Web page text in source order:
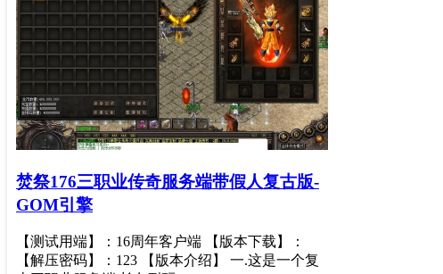
焚祭176三职业传奇服务端带假人复古版-
GOM引擎
【测试用端】：16周年客户端 【版本下载】：
【解压密码】：123 【版本介绍】 一.这是一个复